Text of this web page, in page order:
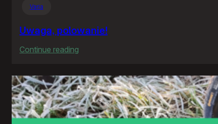
Varia
Uwaga, polowanie!
Continue reading
polowanie!